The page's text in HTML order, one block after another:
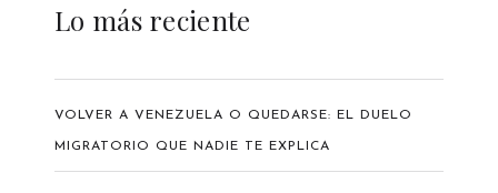
Lo más reciente
VOLVER A VENEZUELA O QUEDARSE: EL DUELO
MIGRATORIO QUE NADIE TE EXPLICA